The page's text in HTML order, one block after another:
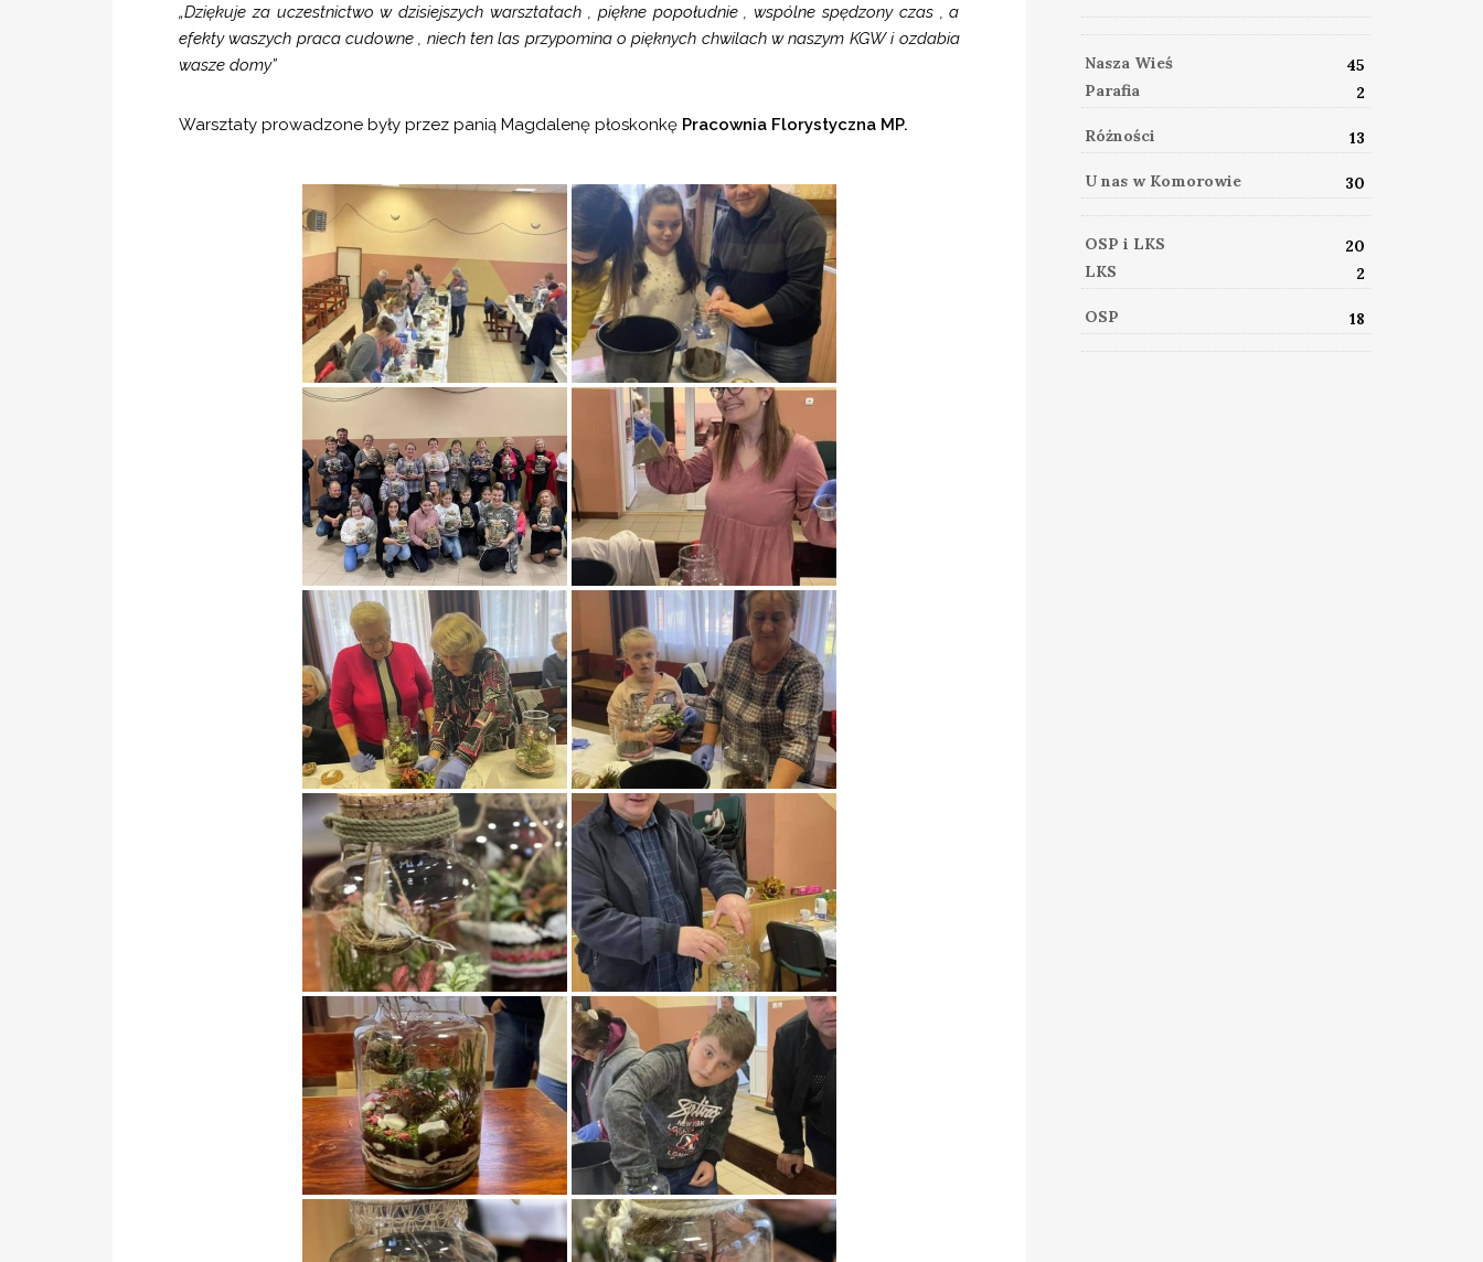
„Dziękuje za uczestnictwo w dzisiejszych warsztatach , piękne popołudnie , wspólne spędzony czas , a
efekty waszych praca cudowne , niech ten las przypomina o pięknych chwilach w naszym KGW i ozdabia
wasze domy”
Warsztaty prowadzone były przez panią Magdalenę płoskonkę Pracownia Florystyczna MP.
Nasza Wieś
45
Parafia
2
Różności 13
U nas w Komorowie 30
OSP i LKS
20
LKS
2
OSP 18